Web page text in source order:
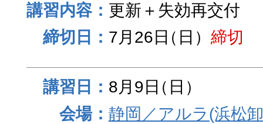
更新＋失効再交付
7月26日（日） 締切
8月9日（日）
静岡／アルラ(浜松